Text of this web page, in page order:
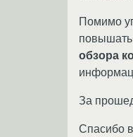
Помимо
повышать
обзора
За
Спасибо